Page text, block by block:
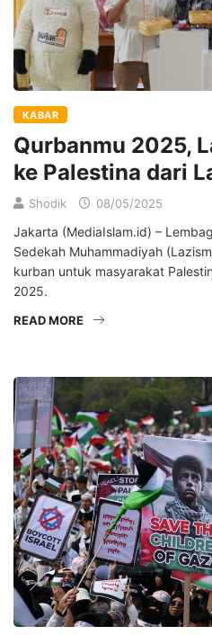
KABAR
Qurbanmu 2025,
ke Palestina dari
Shodik 08/05/2025
Jakarta (MediaIslam.id) –
Sedekah Muhammadiyah
kurban untuk masyarakat
2025.
READ MORE